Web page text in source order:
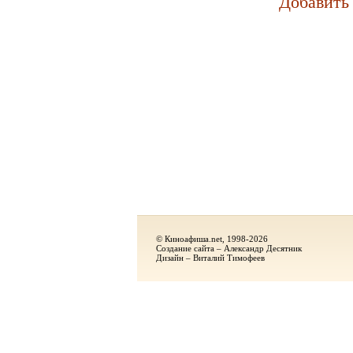
© Киноафиша.net, 1998-2026
Создание сайта – Александр Десятник
Дизайн – Виталий Тимофеев